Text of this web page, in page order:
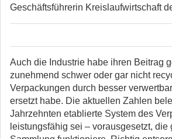
Geschäftsführerin Kreislaufwirtschaft
Auch die Industrie habe ihren Beitrag
zunehmend schwer oder gar nicht
Verpackungen durch besser
ersetzt habe. Die aktuellen Zahlen
Jahrzehnten etablierte System des
leistungsfähig sei – vorausgesetzt, die